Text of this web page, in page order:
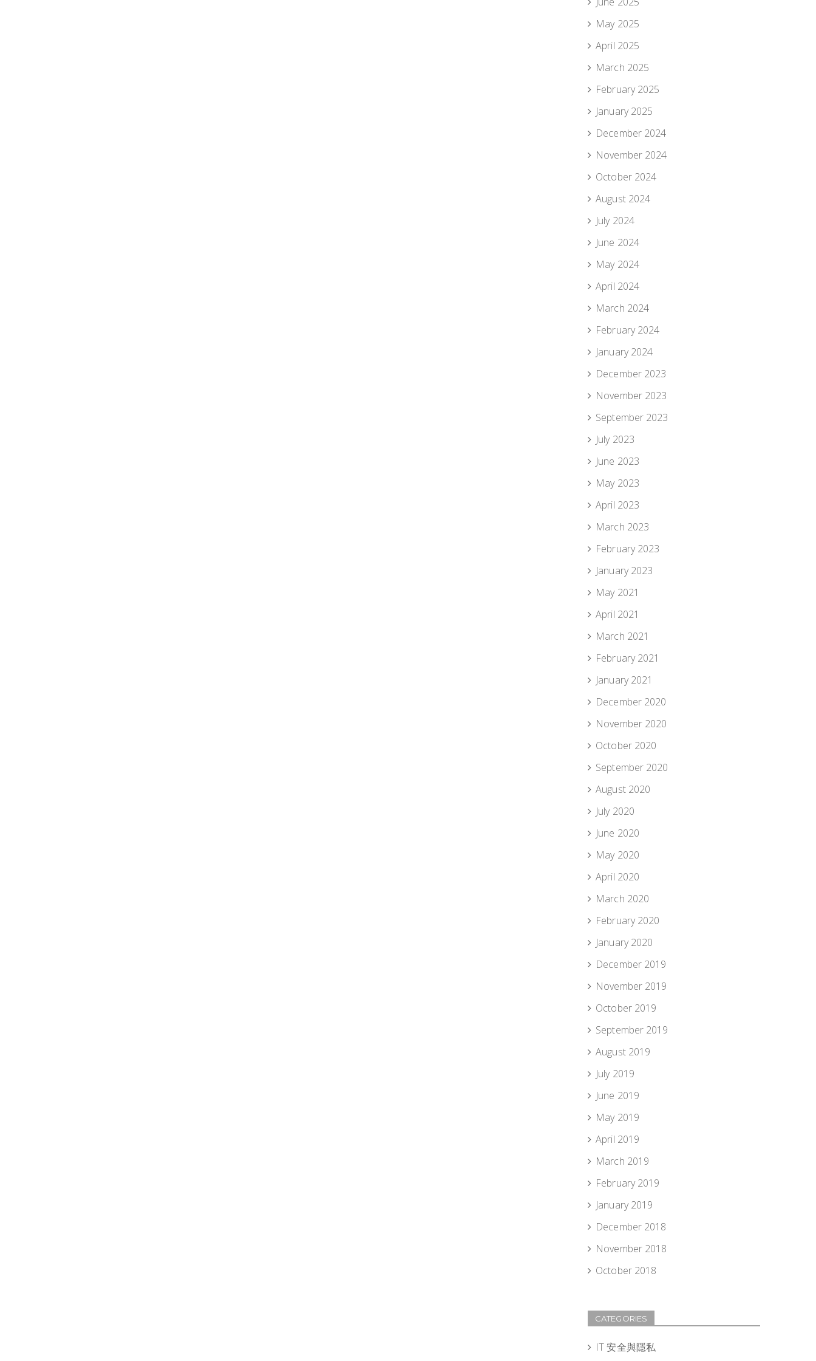
May 2025
April 2025
March 2025
February 2025
January 2025
December 2024
November 2024
October 2024
August 2024
July 2024
June 2024
May 2024
April 2024
March 2024
February 2024
January 2024
December 2023
November 2023
September 2023
July 2023
June 2023
May 2023
April 2023
March 2023
February 2023
January 2023
May 2021
April 2021
March 2021
February 2021
January 2021
December 2020
November 2020
October 2020
September 2020
August 2020
July 2020
June 2020
May 2020
April 2020
March 2020
February 2020
January 2020
December 2019
November 2019
October 2019
September 2019
August 2019
July 2019
June 2019
May 2019
April 2019
March 2019
February 2019
January 2019
December 2018
November 2018
October 2018
CATEGORIES
IT 安全與隱私